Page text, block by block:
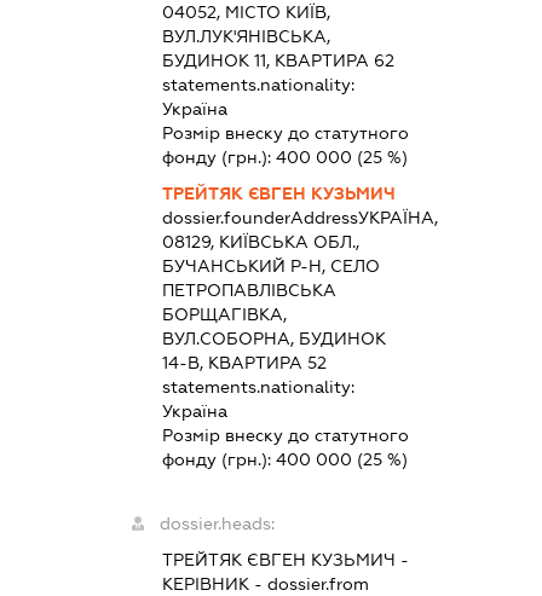
04052, МІСТО КИЇВ,
ВУЛ.ЛУК'ЯНІВСЬКА,
БУДИНОК 11, КВАРТИРА 62
statements.nationality:
Україна
Розмір внеску до статутного
фонду (грн.): 400 000 (25 %)
ТРЕЙТЯК ЄВГЕН КУЗЬМИЧ
dossier.founderAddressУКРАЇНА,
08129, КИЇВСЬКА ОБЛ.,
БУЧАНСЬКИЙ Р-Н, СЕЛО
ПЕТРОПАВЛІВСЬКА
БОРЩАГІВКА,
ВУЛ.СОБОРНА, БУДИНОК
14-В, КВАРТИРА 52
statements.nationality:
Україна
Розмір внеску до статутного
фонду (грн.): 400 000 (25 %)
dossier.heads:
ТРЕЙТЯК ЄВГЕН КУЗЬМИЧ -
КЕРІВНИК- dossier.from